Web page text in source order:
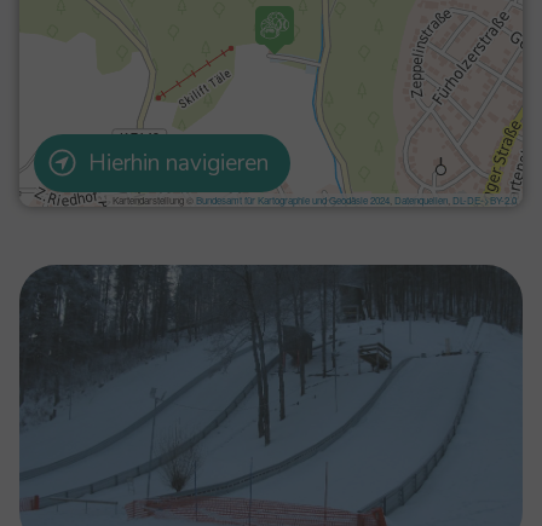
Hierhin navigieren